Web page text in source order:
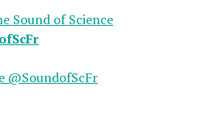
Sound of Science
@SoundofScFr